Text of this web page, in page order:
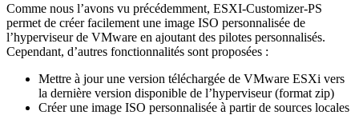
Comme nous l’avons vu précédemment, ESXI-Customizer-PS
permet de créer facilement une image ISO personnalisée de
l’hyperviseur de VMware en ajoutant des pilotes personnalisés.
Cependant, d’autres fonctionnalités sont proposées :
Mettre à jour une version téléchargée de VMware ESXi vers
la dernière version disponible de l’hyperviseur (format zip)
Créer une image ISO personnalisée à partir de sources locales